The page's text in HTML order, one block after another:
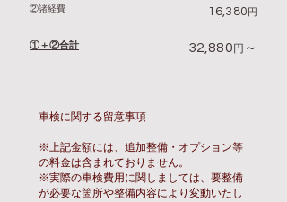
16,380 円
②諸経費
①＋②合計 32,880 円 ～
車検に関する留意事項
※上記金額には、追加整備・オプション等
の料金は含まれておりません。
※実際の車検費用に関しましては、要整備
が必要な箇所や整備内容により変動いたし